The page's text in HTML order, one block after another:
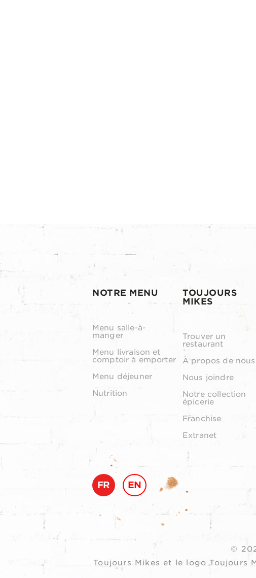
NOTRE MENU
Menu salle-à-
manger
Menu livraison et
comptoir à emporter
Menu déjeuner
Nutrition
TOUJOURS
MIKES
Trouver un
restaurant
À propos de nous
Nous joindre
Notre collection
épicerie
Franchise
Extranet
FR EN
©
Toujours Mikes et le logo Toujours